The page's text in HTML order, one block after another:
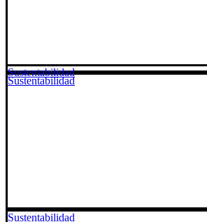
Sustentabilidad
Sustentabilidad
Sustentabilidad